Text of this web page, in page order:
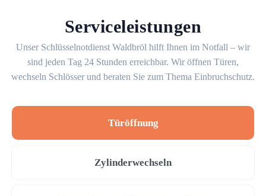
Serviceleistungen
Unser Schlüsselnotdienst Waldbröl hilft Ihnen im Notfall – wir
sind jeden Tag 24 Stunden erreichbar. Wir öffnen Türen,
wechseln Schlösser und beraten Sie zum Thema Einbruchschutz.
Türöffnung
Zylinderwechseln